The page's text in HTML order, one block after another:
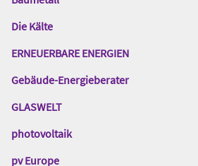
Gentner
Die Kälte
ERNEUERBARE ENERGIEN
Gebäude-Energieberater
GLASWELT
photovoltaik
pv Europe